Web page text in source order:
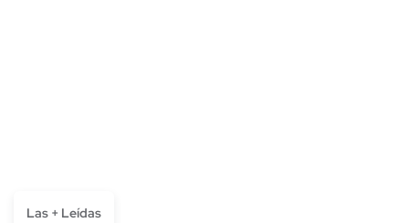
Las + Leídas